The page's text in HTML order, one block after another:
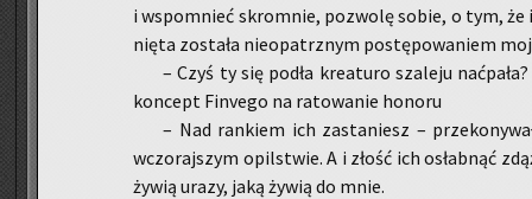
i wspo­mnieć skrom­nie, po­zwo­lę sobie, o tym,
nię­ta zo­sta­ła nie­opatrz­nym po­stę­po­wa­niem
– Czyś ty się podła kre­atu­ro sza­le­ju
kon­cept Fi­nve­go na ra­to­wa­nie ho­no­ru
– Nad ran­kiem ich za­sta­niesz –
wczo­raj­szym opil­stwie. A i złość ich osłab­nąć
żywią urazy, jaką żywią do mnie.